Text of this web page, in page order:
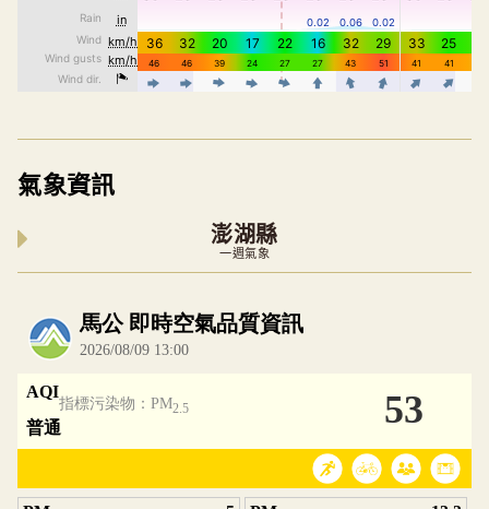
氣象資訊
澎湖縣
一週氣象
內嵌空氣品質小工具為視覺預覽，完整即時空